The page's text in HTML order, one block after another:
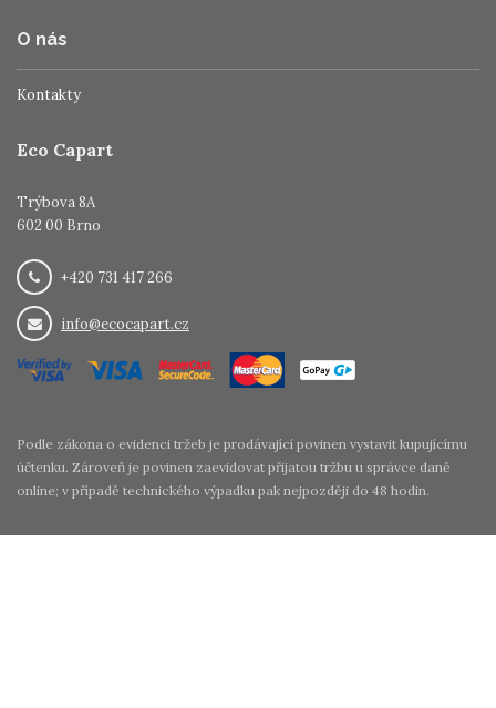
O nás
Kontakty
Eco Capart
Trýbova 8A
602 00 Brno
+420 731 417 266
info@ecocapart.cz
Podle zákona o evidenci tržeb je prodávající povinen vystavit kupujícímu
účtenku. Zároveň je povinen zaevidovat přijatou tržbu u správce daně
online; v případě technického výpadku pak nejpozději do 48 hodin.